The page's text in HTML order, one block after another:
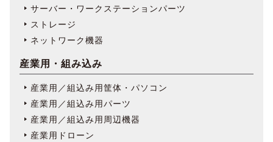
サーバー・ワークステーションパーツ
ストレージ
ネットワーク機器
産業用・組み込み
産業用／組込み用筐体・パソコン
産業用／組込み用パーツ
産業用／組込み用周辺機器
産業用ドローン